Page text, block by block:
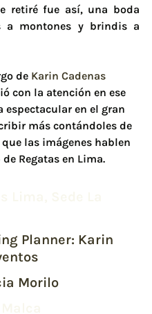
retiré fue así, una boda
a montones y brindis a
de Karin Cadenas
con la atención en ese
espectacular en el gran
más contándoles de
las imágenes hablen
Regatas en Lima.
Planner: Karin
Morilo